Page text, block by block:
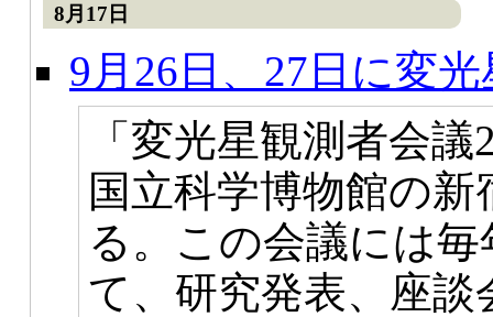
8月17日
9月26日、27日に変
「変光星観測者会
国立科学博物館の
る。この会議には
て、研究発表、座